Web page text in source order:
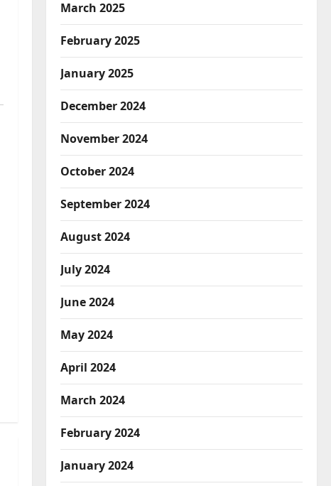
March 2025
February 2025
January 2025
December 2024
November 2024
October 2024
September 2024
August 2024
July 2024
June 2024
May 2024
April 2024
March 2024
February 2024
January 2024